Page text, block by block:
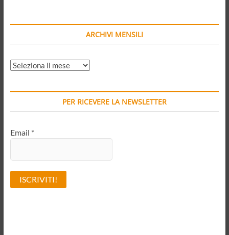
ARCHIVI MENSILI
ARCHIVI
PER RICEVERE LA NEWSLETTER
Email *